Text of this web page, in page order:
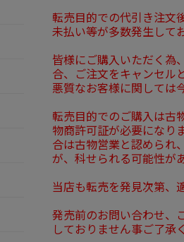
転売目的での代引き注文
未払い等が多数発生して
皆様にご購入いただく為
合、ご注文をキャンセル
悪質なお客様に関しては
転売目的でのご購入は古
物商許可証が必要になり
合は古物営業と認められ
が、科せられる可能性が
当店も転売を発見次第、
発売前のお問い合わせ、
しておりません事ご了承